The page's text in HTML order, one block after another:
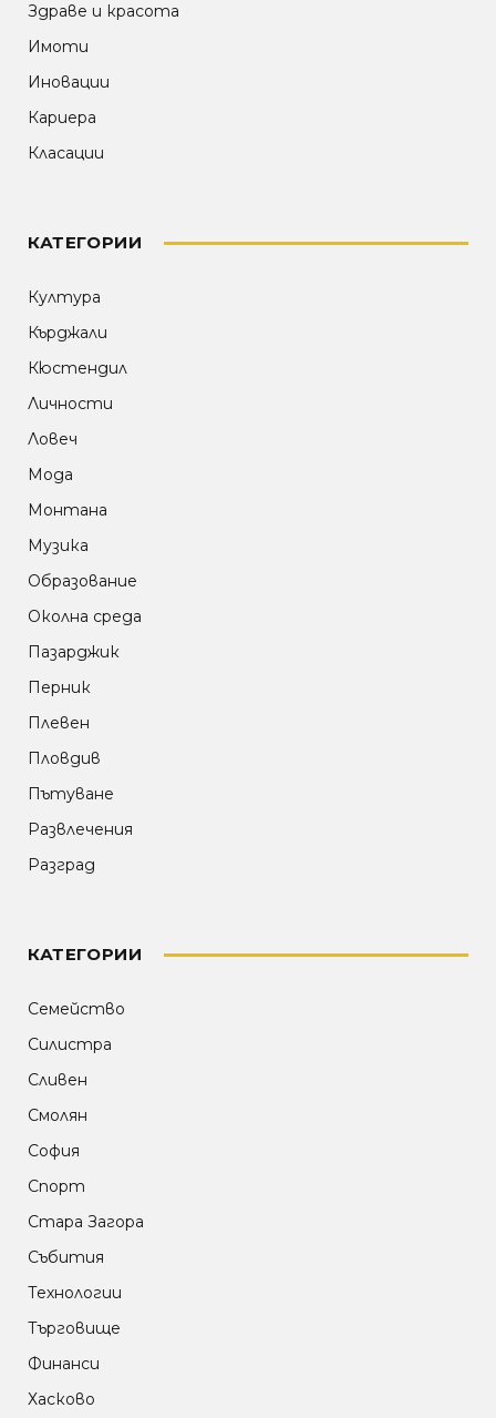
Здраве и красота
Имоти
Иновации
Кариера
Класации
КАТЕГОРИИ
Култура
Кърджали
Кюстендил
Личности
Ловеч
Мода
Монтана
Музика
Образование
Околна среда
Пазарджик
Перник
Плевен
Пловдив
Пътуване
Развлечения
Разград
КАТЕГОРИИ
Семейство
Силистра
Сливен
Смолян
София
Спорт
Стара Загора
Събития
Технологии
Търговище
Финанси
Хасково